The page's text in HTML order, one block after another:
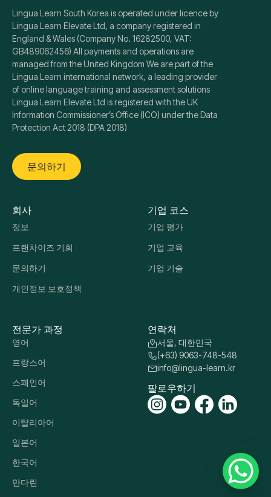
Lingua Learn South Korea is operated under licence by
Lingua Learn Elevate Ltd, a company registered in
England & Wales (Company No. 16282500, VAT:
GB489062456) All payments and operations are
managed from the United Kingdom We are part of the
Lingua Learn international network, a leading provider
of online language training and assessment solutions
Lingua Learn Elevate Ltd is registered with the UK
Information Commissioner’s Office (ICO) under the Data
Protection Act 2018 (DPA 2018)
문의하기
회사
정보
프랜차이즈 기회
문의하기
개인정보 보호정책
기업 코스
기업 평가
기업 교육
기업 기술
전문가 과정
영어
프랑스어
스페인어
독일어
이탈리아어
일본어
한국어
만다린
연락처
서울, 대한민국
(+63) 9063-748-548
info@lingua-learn.kr
팔로우하기